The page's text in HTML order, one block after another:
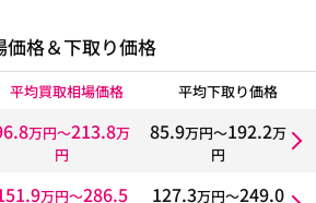
格＆下取り価格
平均買取相場価格 平均下取り価格
万円〜213.8万
円
85.9万円〜192.2万
円
万円〜286.5 127.3万円〜249.0